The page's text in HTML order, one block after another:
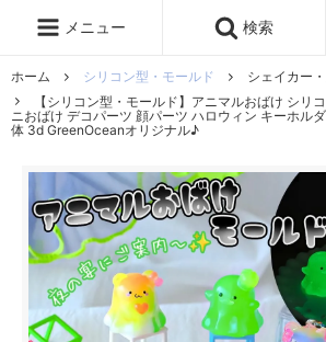
メニュー 検索
ホーム シリコン型・モールド
シェイカー
【シリコン型・モールド】アニマルおばけ シリ
ニおばけ デコパーツ 顔パーツ ハロウィン キーホル
体 3d GreenOceanオリジナル♪